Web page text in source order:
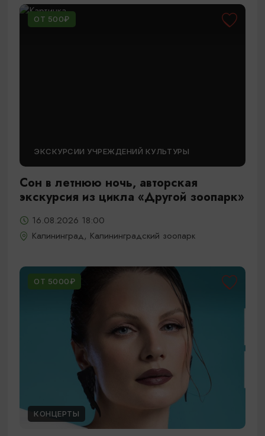
ОТ 500₽
ЭКСКУРСИИ УЧРЕЖДЕНИЙ КУЛЬТУРЫ
Сон в летнюю ночь, авторская
экскурсия из цикла «Другой зоопарк»
16.08.2026 18:00
Калининград, Калининградский зоопарк
ОТ 5000₽
КОНЦЕРТЫ